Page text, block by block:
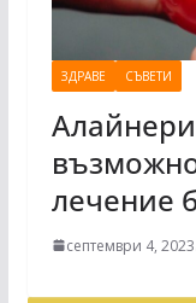
ЗДРАВЕ СЪВЕТИ
лечение
септември 4, 2023